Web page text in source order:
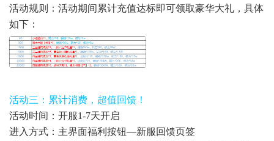
活动规则：活动期间累计充值达标即可领取豪华大礼，具体
如下：
活动三：累计消费，超值回馈！
活动时间： 开服1-7天开启
进入方式：主界面福利按钮—新服回馈页签